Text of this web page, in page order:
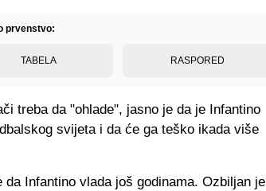
prvenstvo:
TABELA RASPORED
treba da "ohlade", jasno je da je Infantino
svijeta i da će ga teško ikada više
Infantino vlada još godinama. Ozbiljan je